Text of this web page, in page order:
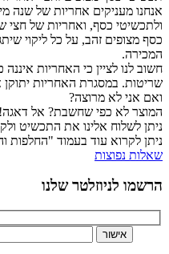
אנחנו מעניקים אחריות של שנה
ולתכשיטי כסף, ואחריות של חצי
כסף מצופים זהב, על כל ליקוי
המכירה.
חשוב לנו לציין כי האחריות
שריטות. במסגרת האחריות
ואם אני לא מרוצה?
המוצר לא כפי שחשבת? אל דאגה!
ניתן לשלוח אלינו את התכשיט
ניתן לקרוא עוד בעמוד "החלפות
שאלות נפוצות
הרשמו לניוזלטר שלנו